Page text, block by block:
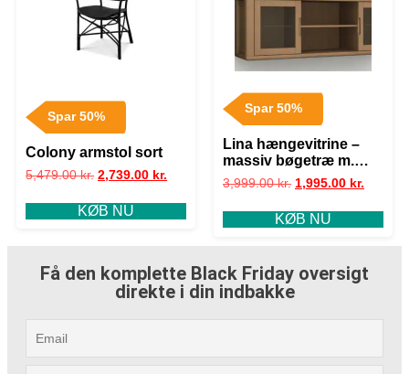
Spar 50%
Colony armstol sort
5,479.00kr. 2,739.00 kr.
KØB NU
Spar 50%
Lina hængevitrine –
massiv bøgetræ m.
glaslåger
3,999.00kr. 1,995.00 kr.
KØB NU
Få den komplette Black Friday oversigt
direkte i din indbakke